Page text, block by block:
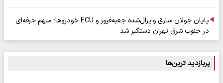
پایان جولان سارق وایرال‌شده جعبه‌فیوز و ECU خودروها؛ متهم حرفه‌ای
در جنوب شرق تهران دستگیر شد
پربازدید ترین‌ها